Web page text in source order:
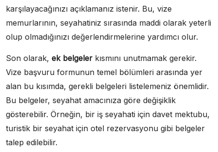
karşılayacağınızı açıklamanız istenir. Bu, vize
memurlarının, seyahatiniz sırasında maddi olarak yeterli
olup olmadığınızı değerlendirmelerine yardımcı olur.
Son olarak, ek belgeler kısmını unutmamak gerekir.
Vize başvuru formunun temel bölümleri arasında yer
alan bu kısımda, gerekli belgeleri listelemeniz önemlidir.
Bu belgeler, seyahat amacınıza göre değişiklik
gösterebilir. Örneğin, bir iş seyahati için davet mektubu,
turistik bir seyahat için otel rezervasyonu gibi belgeler
talep edilebilir.